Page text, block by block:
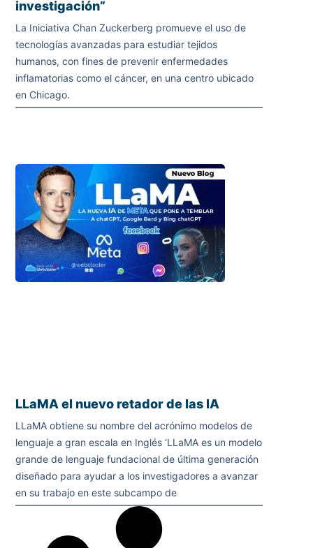
investigación”
La Iniciativa Chan Zuckerberg promueve el uso de
tecnologías avanzadas para estudiar tejidos
humanos, con fines de prevenir enfermedades
inflamatorias como el cáncer, en una centro ubicado
en Chicago.
LLaMA el nuevo retador de las IA
LLaMA obtiene su nombre del acrónimo modelos de
lenguaje a gran escala en Inglés ‘LLaMA es un modelo
grande de lenguaje fundacional de última generación
diseñado para ayudar a los investigadores a avanzar
en su trabajo en este subcampo de